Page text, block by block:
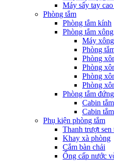
Máy sấy tay
Phòng tắm
Phòng tắm kính
Phòng tắm
Máy
Phòng
Phòng
Phòng
Phòng
Phòng
Phòng tắm đứng
Cabin
Cabin
Phụ kiện phòng tắm
Thanh trượt sen
Khay xà phòng
Cắm bàn chải
Ống cấp nước